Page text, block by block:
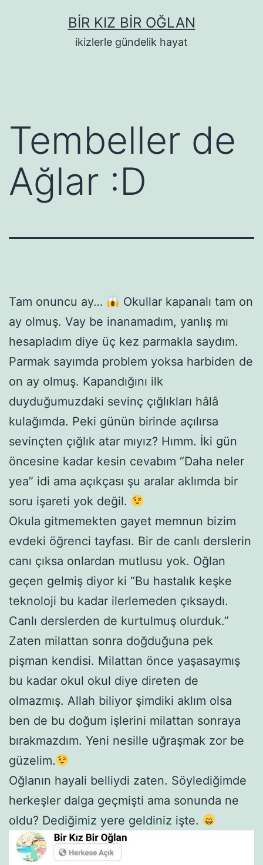
BIR KIZ BIR OĞLAN
ikizlerle gündelik hayat
Tembeller de
Ağlar :D
Tam onuncu ay…
Okullar kapanalı tam on
ay olmuş. Vay be inanamadım, yanlış mı
hesapladım diye üç kez parmakla saydım.
Parmak sayımda problem yoksa harbiden de
on ay olmuş. Kapandığını ilk
duyduğumuzdaki sevinç çığlıkları hâlâ
kulağımda. Peki günün birinde açılırsa
sevinçten çığlık atar mıyız? Hımm. İki gün
öncesine kadar kesin cevabım “Daha neler
yea” idi ama açıkçası şu aralar aklımda bir
soru işareti yok değil.
Okula gitmemekten gayet memnun bizim
evdeki öğrenci tayfası. Bir de canlı derslerin
canı çıksa onlardan mutlusu yok. Oğlan
geçen gelmiş diyor ki “Bu hastalık keşke
teknoloji bu kadar ilerlemeden çıksaydı.
Canlı derslerden de kurtulmuş olurduk.”
Zaten milattan sonra doğduğuna pek
pişman kendisi. Milattan önce yaşasaymış
bu kadar okul okul diye direten de
olmazmış. Allah biliyor şimdiki aklım olsa
ben de bu doğum işlerini milattan sonraya
bırakmazdım. Yeni nesille uğraşmak zor be
güzelim.
Oğlanın hayali belliydi zaten. Söylediğimde
herkeşler dalga geçmişti ama sonunda ne
oldu? Dediğimiz yere geldiniz işte.